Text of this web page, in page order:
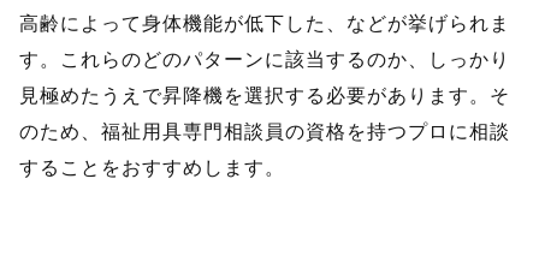
高齢によって身体機能が低下した、などが挙げられま
す。これらのどのパターンに該当するのか、しっかり
見極めたうえで昇降機を選択する必要があります。そ
のため、福祉用具専門相談員の資格を持つプロに相談
することをおすすめします。